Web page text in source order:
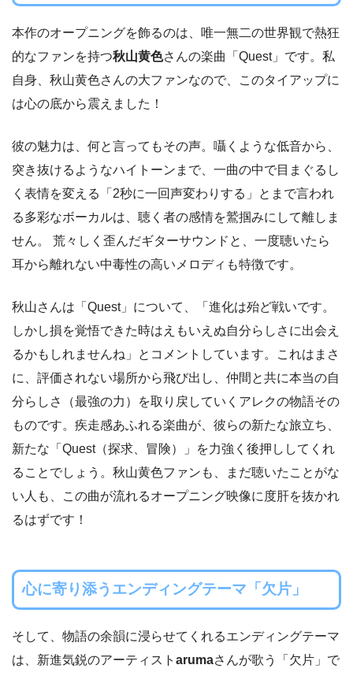
本作のオープニングを飾るのは、唯一無二の世界観で熱狂
的なファンを持つ秋山黄色さんの楽曲「Quest」です。私
自身、秋山黄色さんの大ファンなので、このタイアップに
は心の底から震えました！
彼の魅力は、何と言ってもその声。囁くような低音から、
突き抜けるようなハイトーンまで、一曲の中で目まぐるし
く表情を変える「2秒に一回声変わりする」とまで言われ
る多彩なボーカルは、聴く者の感情を鷲掴みにして離しま
せん。 荒々しく歪んだギターサウンドと、一度聴いたら
耳から離れない中毒性の高いメロディも特徴です。
秋山さんは「Quest」について、「進化は殆ど戦いです。
しかし損を覚悟できた時はえもいえぬ自分らしさに出会え
るかもしれませんね」とコメントしています。これはまさ
に、評価されない場所から飛び出し、仲間と共に本当の自
分らしさ（最強の力）を取り戻していくアレクの物語その
ものです。疾走感あふれる楽曲が、彼らの新たな旅立ち、
新たな「Quest（探求、冒険）」を力強く後押ししてくれ
ることでしょう。秋山黄色ファンも、まだ聴いたことがな
い人も、この曲が流れるオープニング映像に度肝を抜かれ
るはずです！
心に寄り添うエンディングテーマ「欠片」
そして、物語の余韻に浸らせてくれるエンディングテーマ
は、新進気鋭のアーティスト arumaさんが歌う「欠片」で